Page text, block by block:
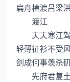
扁舟横渡吕梁
渡江
寒江驾短
轻薄征衫不受
剑成何事羡杀
先府君复土